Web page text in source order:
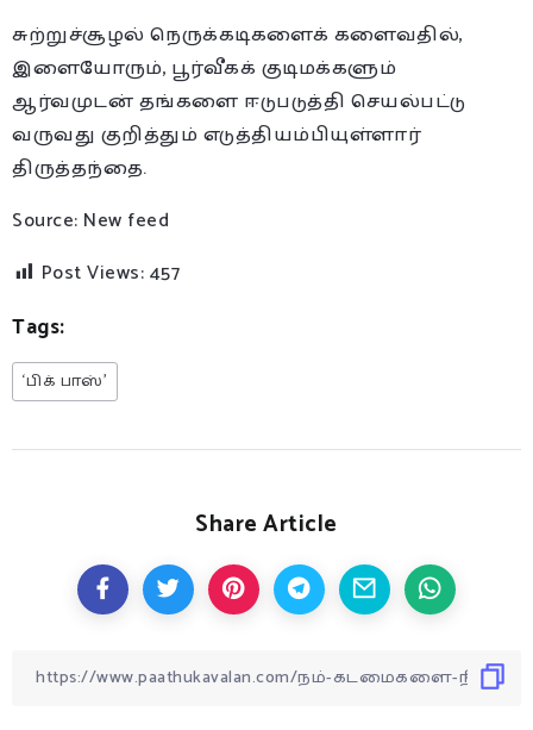
சுற்றுச்சூழல் நெருக்கடிகளைக் களைவதில்,
இளையோரும், பூர்வீகக் குடிமக்களும்
ஆர்வமுடன் தங்களை ஈடுபடுத்தி செயல்பட்டு
வருவது குறித்தும் எடுத்தியம்பியுள்ளார்
திருத்தந்தை.
Source: New feed
Post Views:457
Tags:
‘பிக் பாஸ்’
Share Article